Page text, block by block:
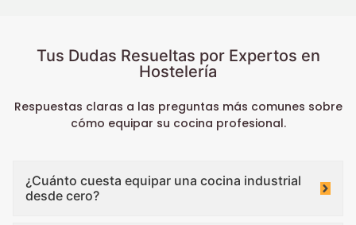
Tus Dudas Resueltas por Expertos en
Hostelería
Respuestas claras a las preguntas más comunes sobre
cómo equipar su cocina profesional.
¿Cuánto cuesta equipar una cocina industrial
desde cero?